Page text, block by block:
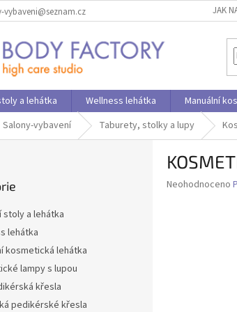
vybaveni@seznam.cz JAK
a lehátka Wellness lehátka Manuální
Salony-vybavení Taburety, stolky a lupy
stoly a lehátka
lehátka
kosmetická lehátka
lampy s lupou
křesla
pedikérské křesla
Průměrné
Neohodnoceno